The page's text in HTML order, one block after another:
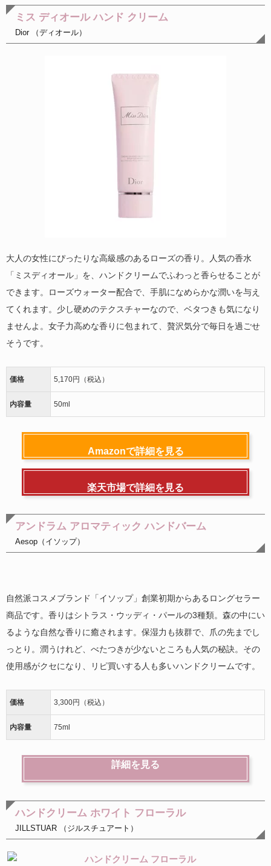
ミス ディオール ハンド クリーム
Dior （ディオール）
大人の女性にぴったりな高級感のあるローズの香り。人気の香水
「ミスディオール」を、ハンドクリームでふわっと香らせることが
できます。ローズウォーター配合で、手肌になめらかな潤いを与え
てくれます。少し硬めのテクスチャーなので、ベタつきも気になり
ませんよ。女子力高めな香りに包まれて、贅沢気分で毎日を過ごせ
そうです。
価格 5,170円（税込）
内容量 50ml
Amazonで詳細を見る
楽天市場で詳細を見る
アンドラム アロマティック ハンドバーム
Aesop（イソップ）
自然派コスメブランド「イソップ」創業初期からあるロングセラー
商品です。香りはシトラス・ウッディ・パールの3種類。森の中にい
るような自然な香りに癒されます。保湿力も抜群で、爪の先までし
っとり。潤うけれど、べたつきが少ないところも人気の秘訣。その
使用感がクセになり、リピ買いする人も多いハンドクリームです。
価格 3,300円（税込）
内容量 75ml
詳細を見る
ハンドクリーム ホワイト フローラル
JILLSTUAR （ジルスチュアート）